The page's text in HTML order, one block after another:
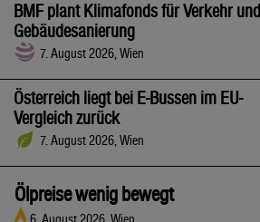
BMF plant Klimafonds für Verkehr und
Gebäudesanierung
7. August 2026, Wien
Österreich liegt bei E-Bussen im EU-
Vergleich zurück
7. August 2026, Wien
Ölpreise wenig bewegt